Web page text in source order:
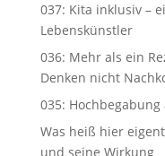
037: Kita inklusiv –
Lebenskünstler
036: Mehr als ein
Denken nicht
035:
Was heiß hier
und seine Wirkung